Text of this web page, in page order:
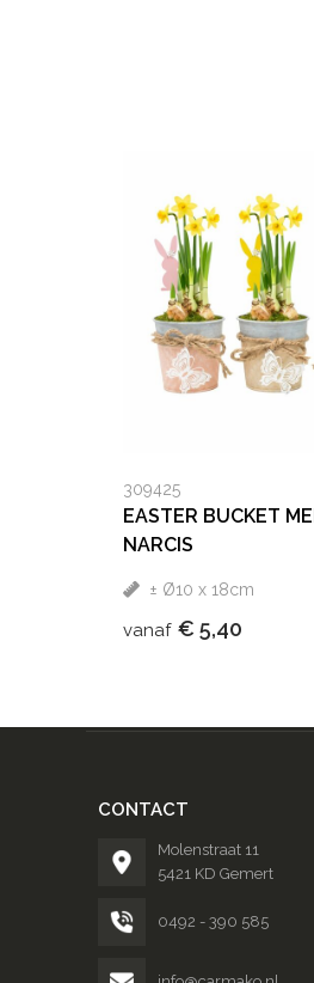
309425
EASTER BUCKET
NARCIS
± Ø10 x 18cm
vanaf € 5,40
CONTACT
Molenstraat 11
5421 KD Gemert
0492 - 390 585